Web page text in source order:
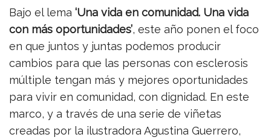
Bajo el lema ‘Una vida en comunidad. Una vida
con más oportunidades’, este año ponen el foco
en que juntos y juntas podemos producir
cambios para que las personas con esclerosis
múltiple tengan más y mejores oportunidades
para vivir en comunidad, con dignidad. En este
marco, y a través de una serie de viñetas
creadas por la ilustradora Agustina Guerrero,